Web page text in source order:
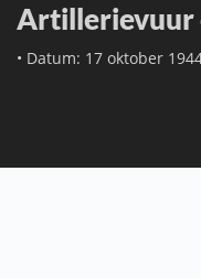
Artillerievuur
• Datum: 17 oktober